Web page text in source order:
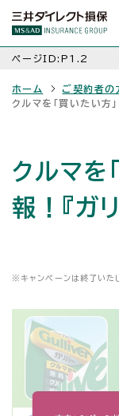
ページID:P1.2
ホーム ご契約者の
クルマを「買いたい方
クルマを
報！『ガ
※キャンペーンは終了いた